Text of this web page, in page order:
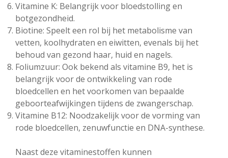
Vitamine K: Belangrijk voor bloedstolling en
botgezondheid.
Biotine: Speelt een rol bij het metabolisme van
vetten, koolhydraten en eiwitten, evenals bij het
behoud van gezond haar, huid en nagels.
Foliumzuur: Ook bekend als vitamine B9, het is
belangrijk voor de ontwikkeling van rode
bloedcellen en het voorkomen van bepaalde
geboorteafwijkingen tijdens de zwangerschap.
Vitamine B12: Noodzakelijk voor de vorming van
rode bloedcellen, zenuwfunctie en DNA-synthese.
Naast deze vitaminestoffen kunnen